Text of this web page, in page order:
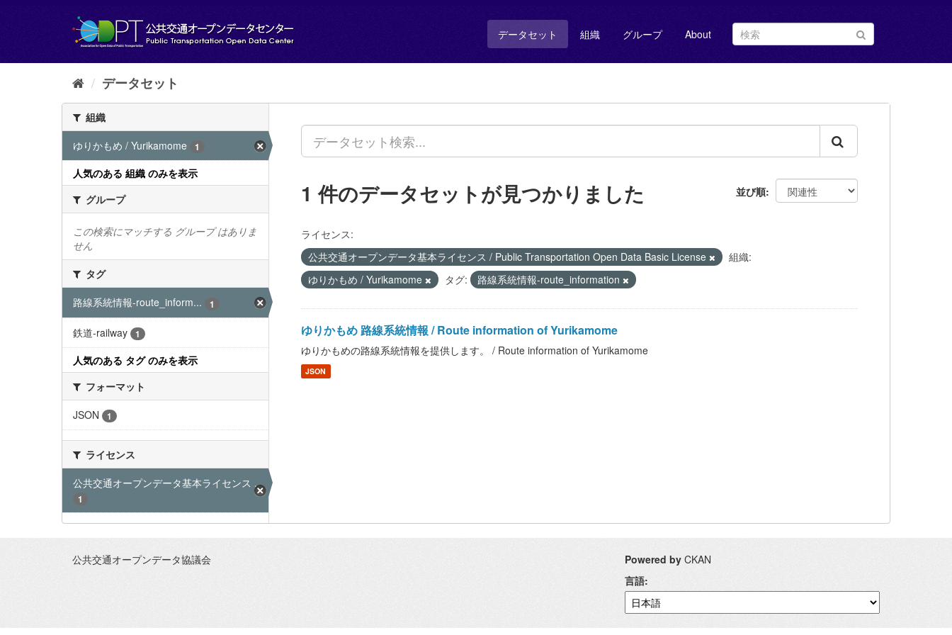
し
データセット 組織 グループ About
データセット
組織
ゆりかもめ / Yurikamome
1
人気のある 組織 のみを表示
グループ
この検索にマッチする グループ はありま
せん
タグ
路線系統情報-route_inform...
1
鉄道-railway 1
人気のある タグ のみを表示
フォーマット
JSON
1
ライセンス
公共交通オープンデータ基本ライセンス ...
1
並び順
1 件のデータセットが見つかりました
ライセンス:
公共交通オープンデータ基本ライセンス / Public Transportation Open Data Basic License
組織:
ゆりかもめ / Yurikamome
タグ: 路線系統情報-route_information
ゆりかもめ 路線系統情報 / Route information of Yurikamome
ゆりかもめの路線系統情報を提供します。 / Route information of Yurikamome
JSON
公共交通オープンデータ協議会 Powered by CKAN
言語